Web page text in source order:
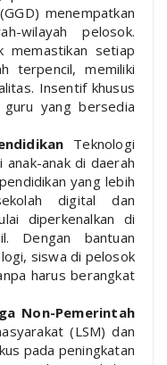
menempatkan
wilayah pelosok.
memastikan setiap
terpencil, memiliki
Insentif khusus
yang bersedia
Teknologi
anak di daerah
yang lebih
digital dan
diperkenalkan di
Dengan bantuan
siswa di pelosok
harus berangkat
Non-Pemerintah
(LSM) dan
pada peningkatan